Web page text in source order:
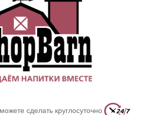
сделать круглосуточно